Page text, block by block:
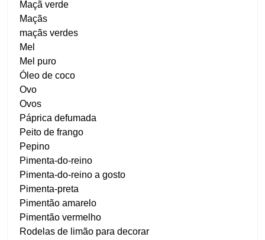
Maçã verde
Maçãs
maçãs verdes
Mel
Mel puro
Óleo de coco
Ovo
Ovos
Páprica defumada
Peito de frango
Pepino
Pimenta-do-reino
Pimenta-do-reino a gosto
Pimenta-preta
Pimentão amarelo
Pimentão vermelho
Rodelas de limão para decorar